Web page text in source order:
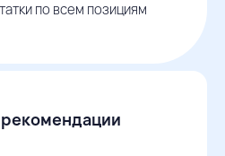
по всем позициям